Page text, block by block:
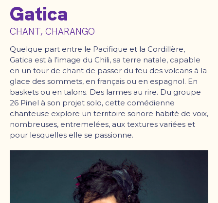
Gatica
CHANT, CHARANGO
Quelque part entre le Pacifique et la Cordillère,
Gatica est à l’image du Chili, sa terre natale, capable
en un tour de chant de passer du feu des volcans à la
glace des sommets, en français ou en espagnol. En
baskets ou en talons. Des larmes au rire. Du groupe
26 Pinel à son projet solo, cette comédienne
chanteuse explore un territoire sonore habité de voix,
nombreuses, entremelées, aux textures variées et
pour lesquelles elle se passionne.